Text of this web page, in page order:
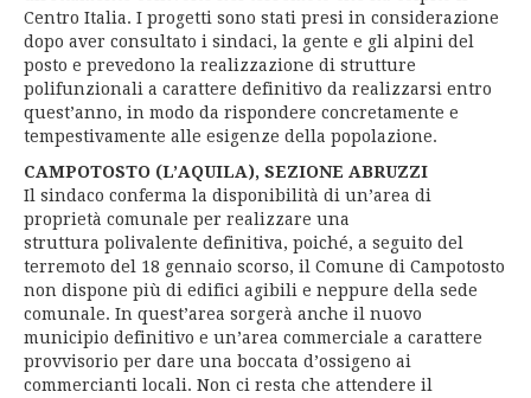
Centro Italia. I progetti sono stati presi in considerazione
dopo aver consultato i sindaci, la gente e gli alpini del
posto e prevedono la realizzazione di strutture
polifunzionali a carattere definitivo da realizzarsi entro
quest’anno, in modo da rispondere concretamente e
tempestivamente alle esigenze della popolazione.
CAMPOTOSTO (L’AQUILA), SEZIONE ABRUZZI
Il sindaco conferma la disponibilità di un’area di
proprietà comunale per realizzare una
struttura polivalente definitiva, poiché, a seguito del
terremoto del 18 gennaio scorso, il Comune di Campotosto
non dispone più di edifici agibili e neppure della sede
comunale. In quest’area sorgerà anche il nuovo
municipio definitivo e un’area commerciale a carattere
provvisorio per dare una boccata d’ossigeno ai
commercianti locali. Non ci resta che attendere il